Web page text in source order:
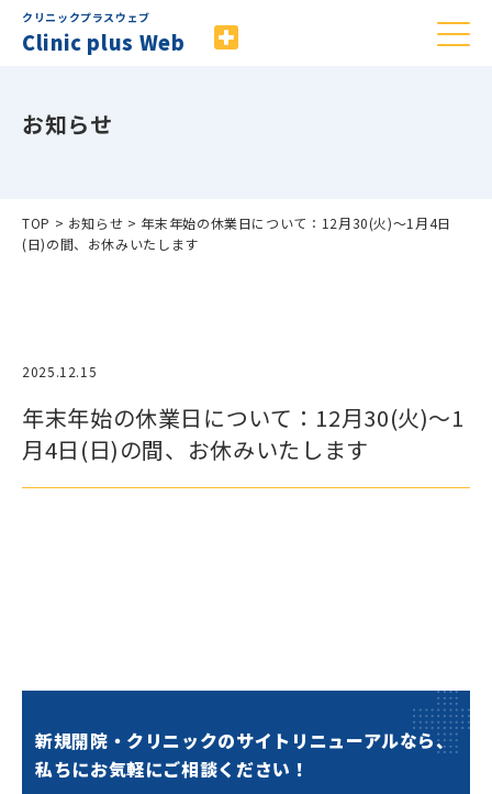
クリニックプラスウェブ
Clinic plus Web
お知らせ
TOP > お知らせ > 年末年始の休業日について：12月30(火)〜1月4日
(日)の間、お休みいたします
2025.12.15
年末年始の休業日について：12月30(火)〜1
月4日(日)の間、お休みいたします
新規開院・クリニックのサイトリニューアルなら、
私ちにお気軽にご相談ください！